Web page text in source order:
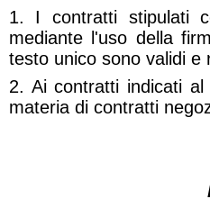
1. I contratti stipulati
mediante l'uso della
testo unico sono validi e
2. Ai contratti indicati
materia di contratti